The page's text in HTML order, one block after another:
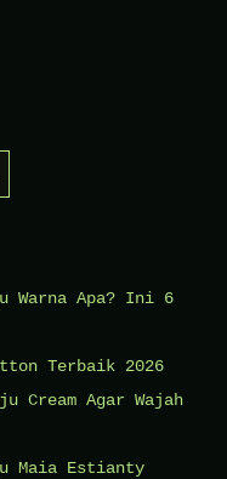
Warna Apa? Ini 6
Terbaik 2026
Cream Agar Wajah
Maia Estianty